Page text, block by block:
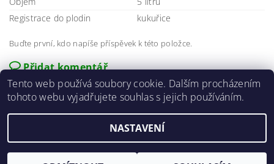
Registrace do plodin
kukuřice
Buďte první, kdo napíše příspěvek k této položce.
Přidat komentář
2026 ©E-agro.cz, všechna práva vyhrazena
Tento web používá soubory cookie. Dalším procházením
tohoto webu vyjadřujete souhlas s jejich používáním.
NASTAVENÍ